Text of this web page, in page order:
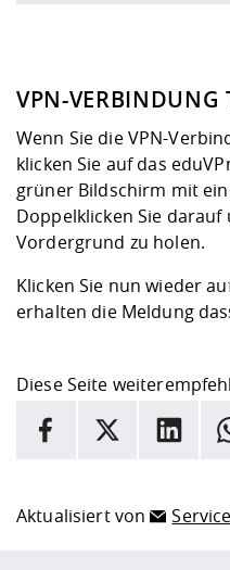
VPN-VERBINDUNG
Wenn Sie die VPN-
klicken Sie auf das
grüner Bildschirm mit
Doppelklicken Sie
Vordergrund zu holen.
Klicken Sie nun wieder
erhalten die Meldung
Diese Seite
INFORMATION
Facebook
X LinkedIn
Aktualisiert von